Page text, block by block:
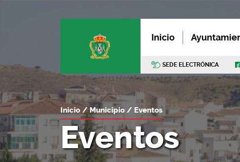
Inicio
SEDE ELECTRÓNICA
Eventos
Inicio Municipio Eventos